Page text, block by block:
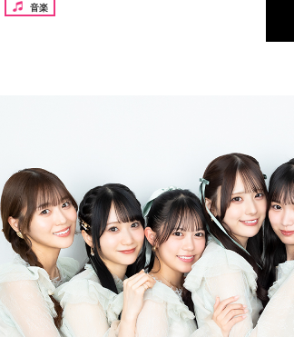
音楽